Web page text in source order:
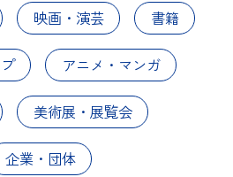
映画・演芸 書籍
アニメ・マンガ
美術展・展覧会
企業・団体